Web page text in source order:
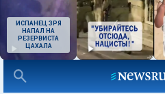
ИСПАНЕЦ ЗРЯ
НАПАЛ НА
РЕЗЕРВИСТА
ЦАХАЛА